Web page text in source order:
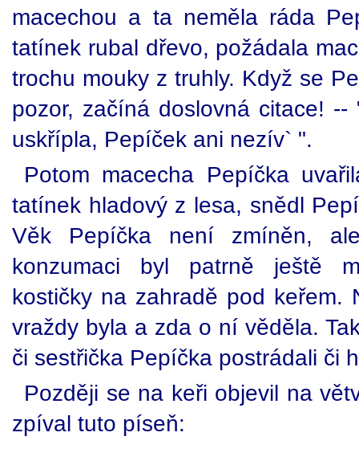
macechou a ta neměla ráda
tatínek rubal dřevo, požádala
trochu mouky z truhly. Když se
pozor, začíná doslovná citace!
uskřípla, Pepíček ani nezív` ".
Potom macecha Pepíčka
tatínek hladový z lesa, snědl
Věk Pepíčka není zmíněn,
konzumaci byl patrně ještě
kostičky na zahradě pod keřem.
vraždy byla a zda o ní věděla.
či sestřička Pepíčka postrádali či
Později se na keři objevil na
zpíval tuto píseň: